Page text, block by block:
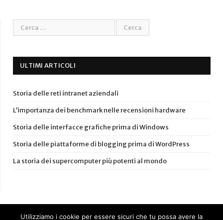
ULTIMI ARTICOLI
Storia delle reti intranet aziendali
L’importanza dei benchmark nelle recensioni hardware
Storia delle interfacce grafiche prima di Windows
Storia delle piattaforme di blogging prima di WordPress
La storia dei supercomputer più potenti al mondo
Utilizziamo i cookie per essere sicuri che tu possa avere la